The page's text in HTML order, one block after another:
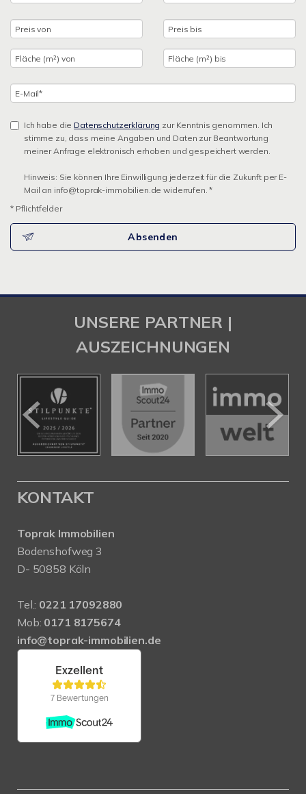
Ich habe die Datenschutzerklärung zur Kenntnis genommen. Ich
stimme zu, dass meine Angaben und Daten zur Beantwortung
meiner Anfrage elektronisch erhoben und gespeichert werden.
Hinweis: Sie können Ihre Einwilligung jederzeit für die Zukunft per E-
Mail an info@toprak-immobilien.de widerrufen. *
* Pflichtfelder
Absenden
UNSERE PARTNER |
AUSZEICHNUNGEN
KONTAKT
Toprak Immobilien
Bodenshofweg 3
D- 50858 Köln
Tel.: 0221 17092880
Mob: 0171 8175674
info@toprak-immobilien.de